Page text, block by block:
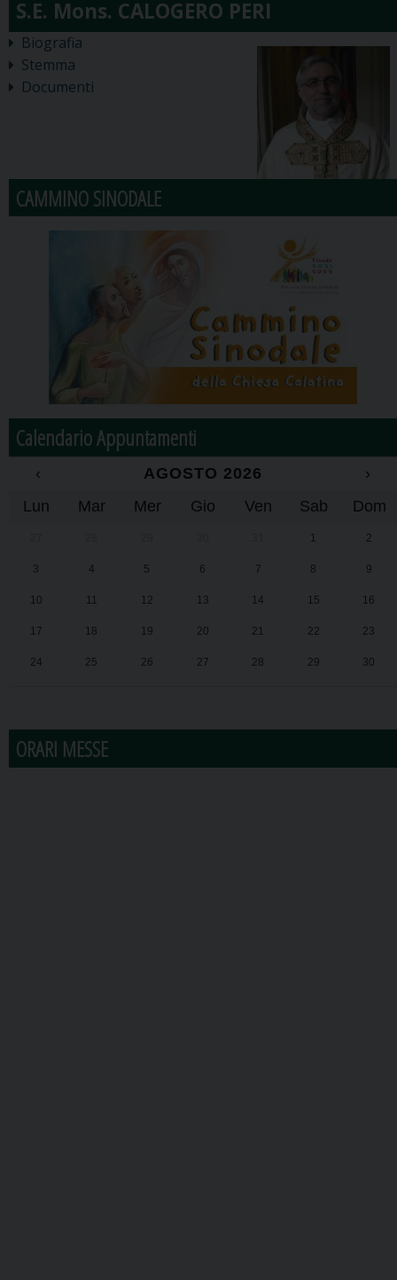
Biografia
Stemma
Documenti
CAMMINO SINODALE
Calendario Appuntamenti
‹ AGOSTO 2026
›
Lun
Mar Mer Gio Ven Sab Dom
1 2
3 4 5 6 7 8 9
10 11 12 13 14 15 16
17 18 19 20 21 22 23
24 25 26 27 28 29 30
ORARI MESSE